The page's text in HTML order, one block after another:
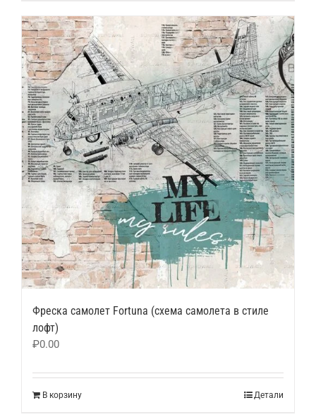
Фреска самолет Fortuna (схема самолета в стиле
лофт)
₽0.00
В корзину Детали